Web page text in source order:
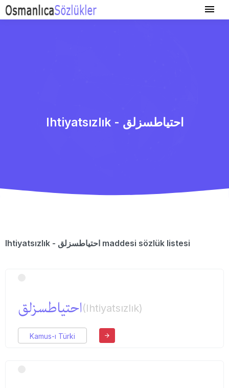
Ihtiyatsızlık - احتیاطسزلق
Ihtiyatsızlık - احتیاطسزلق maddesi sözlük listesi
احتیاطسزلق(Ihtiyatsızlık)
Kamus-ı Türki